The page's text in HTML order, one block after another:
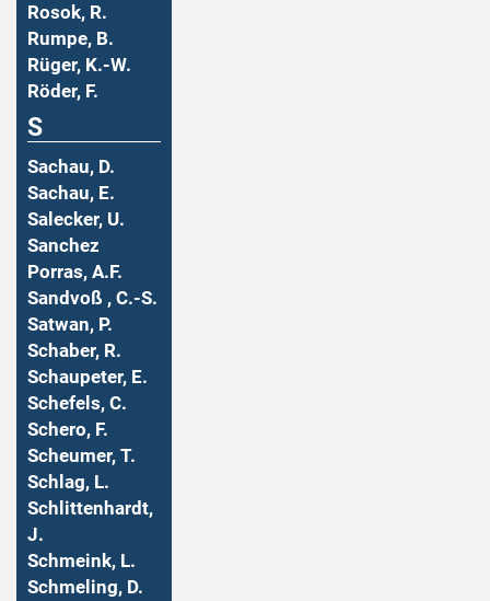
Rosok, R.
Rumpe, B.
Rüger, K.-W.
Röder, F.
S
Sachau, D.
Sachau, E.
Salecker, U.
Sanchez
Porras, A.F.
Sandvoß , C.-S.
Satwan, P.
Schaber, R.
Schaupeter, E.
Schefels, C.
Schero, F.
Scheumer, T.
Schlag, L.
Schlittenhardt,
J.
Schmeink, L.
Schmeling, D.